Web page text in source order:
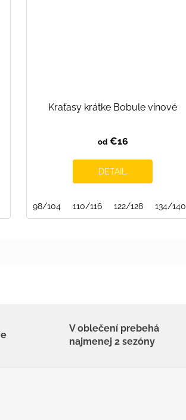
Kraťasy krátke Bobule vínové
od€16
DETAIL
98/104 110/116 122/128 134/140
V oblečení prebehá
najmenej 2 sezóny